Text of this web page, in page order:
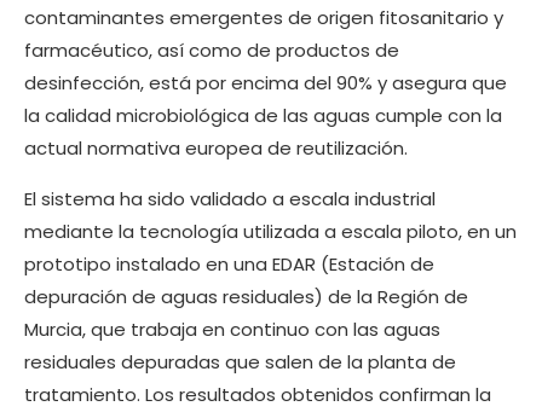
contaminantes emergentes de origen fitosanitario y
farmacéutico, así como de productos de
desinfección, está por encima del 90% y asegura que
la calidad microbiológica de las aguas cumple con la
actual normativa europea de reutilización.
El sistema ha sido validado a escala industrial
mediante la tecnología utilizada a escala piloto, en un
prototipo instalado en una EDAR (Estación de
depuración de aguas residuales) de la Región de
Murcia, que trabaja en continuo con las aguas
residuales depuradas que salen de la planta de
tratamiento. Los resultados obtenidos confirman la